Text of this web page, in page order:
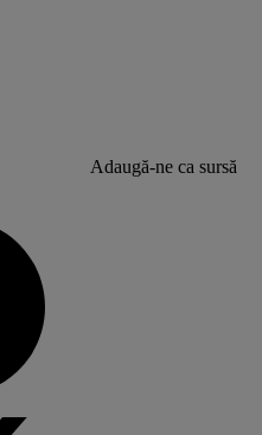
Adaugă-ne ca sursă